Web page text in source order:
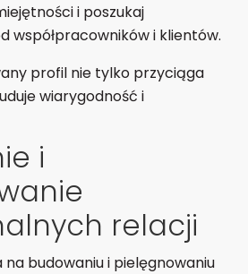
i poszukaj
współpracowników i klientów.
profil nie tylko przyciąga
wiarygodność i
i
relacji
budowaniu i pielęgnowaniu